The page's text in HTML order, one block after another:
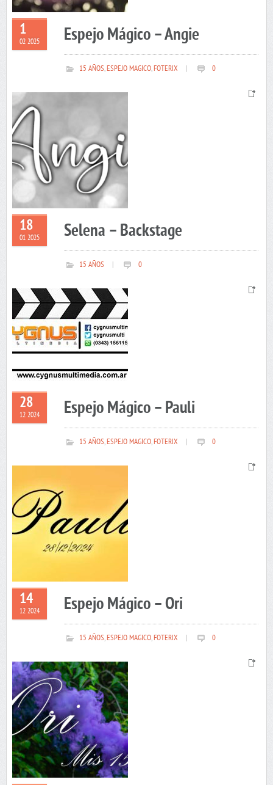
1
02 2025 Espejo Mágico – Angie
15 AÑOS,ESPEJO MAGICO,FOTERIX 0
18
01 2025 Selena – Backstage
15 AÑOS 0
28
12 2024 Espejo Mágico – Pauli
15 AÑOS,ESPEJO MAGICO,FOTERIX 0
14
12 2024 Espejo Mágico – Ori
15 AÑOS,ESPEJO MAGICO,FOTERIX 0